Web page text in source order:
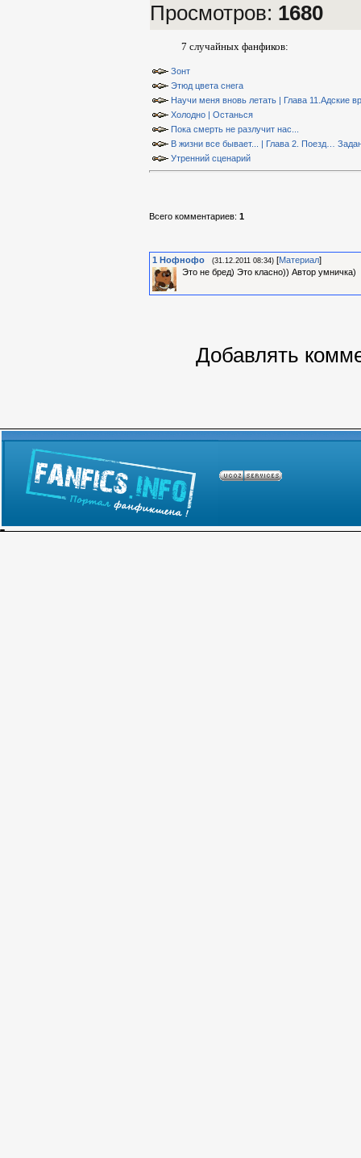
Просмотров: 1680
7 случайных фанфиков:
Зонт
Этюд цвета снега
Научи меня вновь летать | Глава 11.Адские
Холодно | Останься
Пока смерть не разлучит нас...
В жизни все бывает... | Глава 2. Поезд…
Утренний сценарий
Всего комментариев: 1
1 Нофнофо (31.12.2011 08:34) [Материал]
Это не бред) Это класно)) Автор умничка)
Добавлять